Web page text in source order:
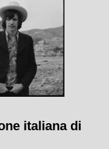
italiana di